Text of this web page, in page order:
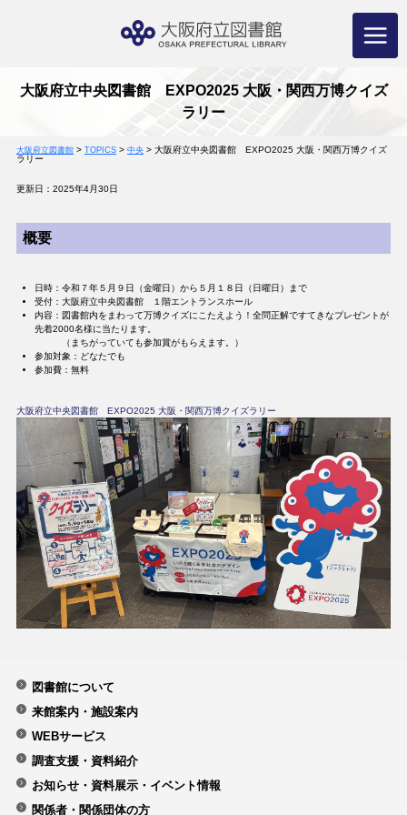
大阪府立中央図書館 EXPO2025 大阪・関西万博クイズ
ラリー
大阪府立図書館> TOPICS> 中央> 大阪府立中央図書館 EXPO2025 大阪・関西万博クイズ
ラリー
更新日：2025年4月30日
概要
日時：令和７年５月９日（金曜日）から５月１８日（日曜日）まで
受付：大阪府立中央図書館 １階エントランスホール
内容：図書館内をまわって万博クイズにこたえよう！全問正解ですてきなプレゼントが
先着2000名様に当たります。
（まちがっていても参加賞がもらえます。）
参加対象：どなたでも
参加費：無料
大阪府立中央図書館 EXPO2025 大阪・関西万博クイズラリー
図書館について
来館案内・施設案内
WEBサービス
調査支援・資料紹介
お知らせ・資料展示・イベント情報
関係者・関係団体の方